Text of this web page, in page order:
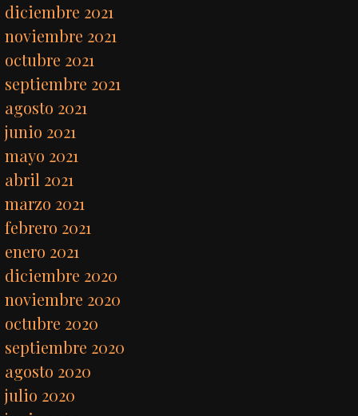
diciembre 2021
noviembre 2021
octubre 2021
septiembre 2021
agosto 2021
junio 2021
mayo 2021
abril 2021
marzo 2021
febrero 2021
enero 2021
diciembre 2020
noviembre 2020
octubre 2020
septiembre 2020
agosto 2020
julio 2020